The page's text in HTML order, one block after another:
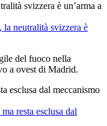
svizzera è un’arma a
neutralità svizzera è
esclusa dal meccanismo
resta esclusa dal